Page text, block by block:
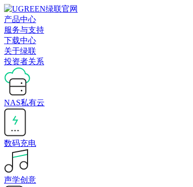
产品中心
服务与支持
下载中心
关于绿联
投资者关系
NAS私有云
数码充电
声学创意